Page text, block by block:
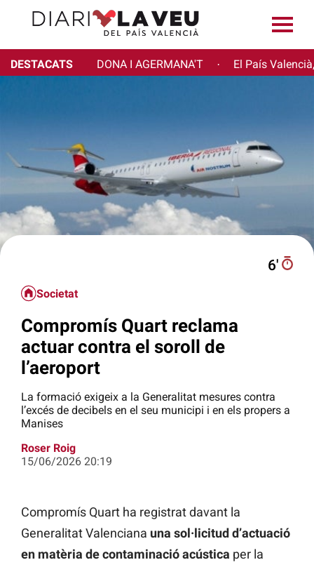
DESTACATS DONA I AGERMANA'T · El País
6′
Societat
Compromís Quart reclama
actuar contra el soroll de
l’aeroport
La formació exigeix a la Generalitat mesures contra
l’excés de decibels en el seu municipi i en els propers a
Manises
Roser Roig
15/06/2026 20:19
Compromís Quart ha registrat davant la
Generalitat Valenciana una sol·licitud d’actuació
en matèria de contaminació acústica per la